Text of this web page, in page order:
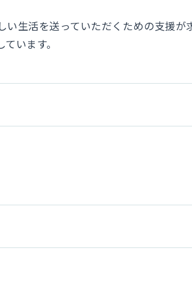
生活を送っていただくための支援が
います。